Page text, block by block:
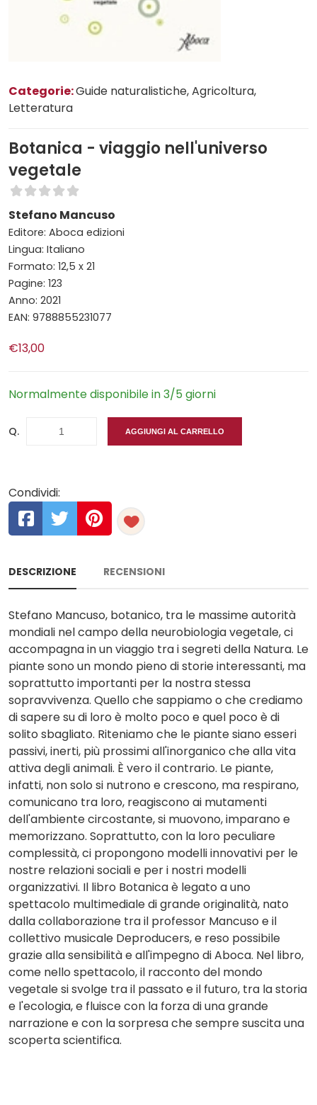
Categorie:Guide naturalistiche, Agricoltura,
Letteratura
Botanica - viaggio nell'universo
vegetale
Stefano Mancuso
Editore: Aboca edizioni
Lingua: Italiano
Formato: 12,5 x 21
Pagine: 123
Anno: 2021
EAN: 9788855231077
€13,00
Normalmente disponibile in 3/5 giorni
Q. AGGIUNGI AL CARRELLO
Condividi:
DESCRIZIONE RECENSIONI
Stefano Mancuso, botanico, tra le massime autorità
mondiali nel campo della neurobiologia vegetale, ci
accompagna in un viaggio tra i segreti della Natura. Le
piante sono un mondo pieno di storie interessanti, ma
soprattutto importanti per la nostra stessa
sopravvivenza. Quello che sappiamo o che crediamo
di sapere su di loro è molto poco e quel poco è di
solito sbagliato. Riteniamo che le piante siano esseri
passivi, inerti, più prossimi all'inorganico che alla vita
attiva degli animali. È vero il contrario. Le piante,
infatti, non solo si nutrono e crescono, ma respirano,
comunicano tra loro, reagiscono ai mutamenti
dell'ambiente circostante, si muovono, imparano e
memorizzano. Soprattutto, con la loro peculiare
complessità, ci propongono modelli innovativi per le
nostre relazioni sociali e per i nostri modelli
organizzativi. Il libro Botanica è legato a uno
spettacolo multimediale di grande originalità, nato
dalla collaborazione tra il professor Mancuso e il
collettivo musicale Deproducers, e reso possibile
grazie alla sensibilità e all'impegno di Aboca. Nel libro,
come nello spettacolo, il racconto del mondo
vegetale si svolge tra il passato e il futuro, tra la storia
e l'ecologia, e fluisce con la forza di una grande
narrazione e con la sorpresa che sempre suscita una
scoperta scientifica.